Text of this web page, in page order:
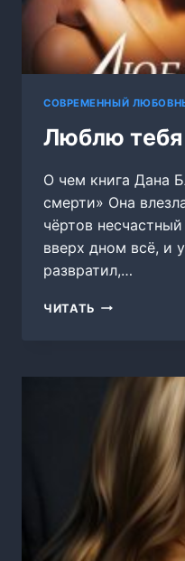
СОВРЕМЕННЫЙ
Люблю
О чем книга Дана
смерти» Она
чёртов
вверх дном всё, и
развратил,…
ЧИТАТЬ ЛЮБЛЮ